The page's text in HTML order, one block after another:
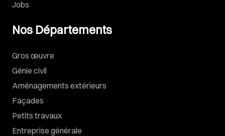
Jobs
Nos Départements
Gros œuvre
Génie civil
Aménagements extérieurs
Façades
Petits travaux
Entreprise générale